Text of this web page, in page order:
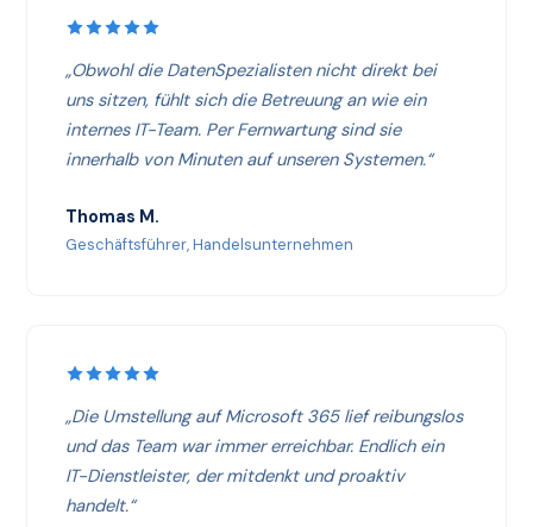
„Obwohl die DatenSpezialisten nicht direkt bei
uns sitzen, fühlt sich die Betreuung an wie ein
internes IT-Team. Per Fernwartung sind sie
innerhalb von Minuten auf unseren Systemen.“
Thomas M.
Geschäftsführer, Handelsunternehmen
„Die Umstellung auf Microsoft 365 lief reibungslos
und das Team war immer erreichbar. Endlich ein
IT-Dienstleister, der mitdenkt und proaktiv
handelt.“